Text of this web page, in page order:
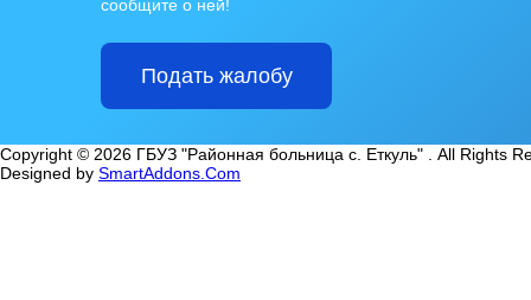
сообщите о ней!
Подать жалобу
Copyright © 2026 ГБУЗ "Районная больница с. Еткуль" . All Rights
Designed by SmartAddons.Com